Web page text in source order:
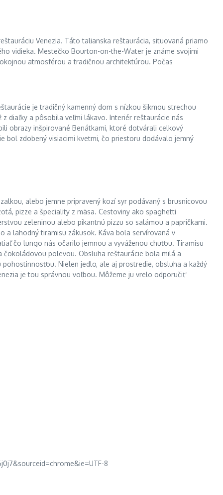
Venezia. Táto talianska reštaurácia, situovaná priamo
vidieka. Mestečko Bourton-on-the-Water je známe svojimi
atmosférou a tradičnou architektúrou. Počas
je tradičný kamenný dom s nízkou šikmou strechou
diaľky a pôsobila veľmi lákavo. Interiér reštaurácie nás
obrazy inšpirované Benátkami, ktoré dotvárali celkový
bol zdobený visiacimi kvetmi, čo priestoru dodávalo jemný
alebo jemne pripravený kozí syr podávaný s brusnicovou
pizze a špeciality z mäsa. Cestoviny ako spaghetti
zeleninou alebo pikantnú pizzu so salámou a papričkami.
lahodný tiramisu zákusok. Káva bola servírovaná v
čo lungo nás očarilo jemnou a vyváženou chuťou. Tiramisu
polevou. Obsluha reštaurácie bola milá a
Nielen jedlo, ale aj prostredie, obsluha a každý
je tou správnou voľbou. Môžeme ju vrelo odporučiť
8